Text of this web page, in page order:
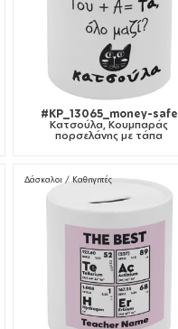
#KP_13065_money-safe
Κατσούλα, Κουμπαράς
πορσελάνης με τάπα
Δάσκαλοι / Καθηγητές